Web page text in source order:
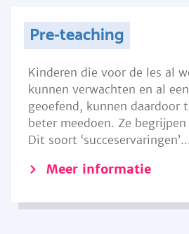
Pre-teaching
Kinderen die voor de les al
kunnen verwachten en al
geoefend, kunnen daardoor
beter meedoen. Ze
Dit soort ‘succeservaringen’...
Meer informatie